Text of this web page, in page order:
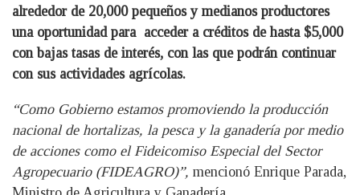
alrededor de 20,000 pequeños y medianos productores
una oportunidad para acceder a créditos de hasta $5,000
con bajas tasas de interés, con las que podrán continuar
con sus actividades agrícolas.
“Como Gobierno estamos promoviendo la producción
nacional de hortalizas, la pesca y la ganadería por medio
de acciones como el Fideicomiso Especial del Sector
Agropecuario (FIDEAGRO)”, mencionó Enrique Parada,